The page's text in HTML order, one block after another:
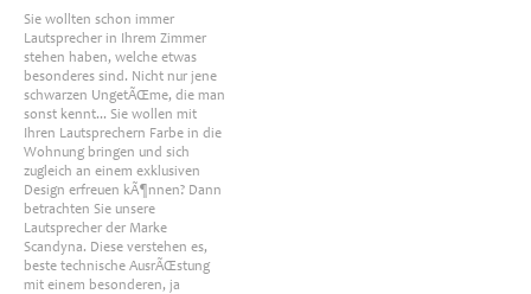
Sie wollten schon immer
Lautsprecher in Ihrem Zimmer
stehen haben, welche etwas
besonderes sind. Nicht nur jene
schwarzen UngetÃŒme, die man
sonst kennt... Sie wollen mit
Ihren Lautsprechern Farbe in die
Wohnung bringen und sich
zugleich an einem exklusiven
Design erfreuen kÃ¶nnen? Dann
betrachten Sie unsere
Lautsprecher der Marke
Scandyna. Diese verstehen es,
beste technische AusrÃŒstung
mit einem besonderen, ja